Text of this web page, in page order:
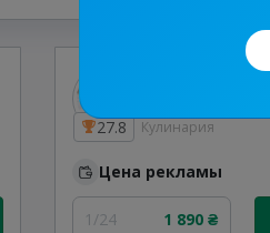
27.8 Кулинария
Цена рекламы
1/24 1 890 ₴